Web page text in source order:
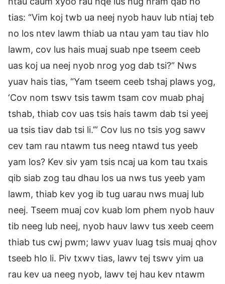
tias: “Vim koj twb ua neej nyob hauv lub ntiaj teb
no los ntev lawm thiab ua ntau yam tau tiav hlo
lawm, cov lus hais muaj suab npe tseem ceeb
uas koj ua neej nyob nrog yog dab tsi?” Nws
yuav hais tias, “Yam tseem ceeb tshaj plaws yog,
‘Cov nom tswv tsis tawm tsam cov muab phaj
tshab, thiab cov uas tsis hais tawm dab tsi yeej
ua tsis tiav dab tsi li.’” Cov lus no tsis yog sawv
cev tam rau ntawm tus neeg ntawd tus yeeb
yam los? Kev siv yam tsis ncaj ua kom tau txais
qib siab zog tau dhau los ua nws tus yeeb yam
lawm, thiab kev yog ib tug uarau nws muaj lub
neej. Tseem muaj cov kuab lom phem nyob hauv
tib neeg lub neej, nyob hauv lawv tus xeeb ceem
thiab tus cwj pwm; lawv yuav luag tsis muaj qhov
tseeb hlo li. Piv txwv tias, lawv tej tswv yim ua
rau kev ua neeg nyob, lawv tej hau kev ntawm